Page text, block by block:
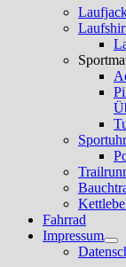
Fahrrad
Impressum